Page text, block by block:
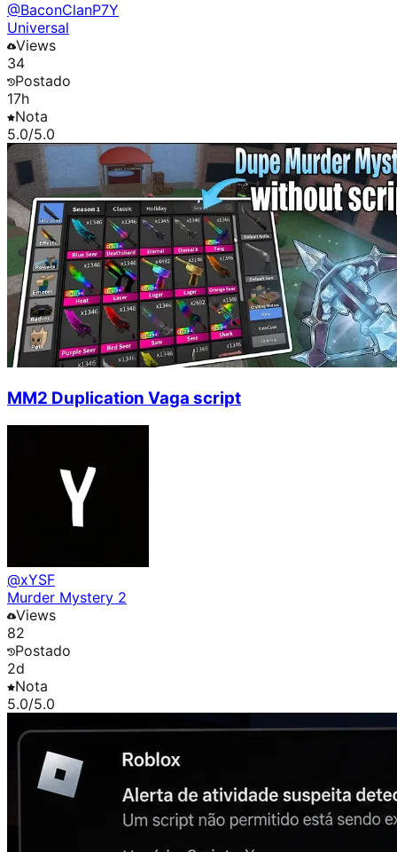
@BaconClanP7Y
Universal
Views
34
Postado
17h
Nota
5.0/5.0
MM2 Duplication Vaga script
@xYSF
Murder Mystery 2
Views
82
Postado
2d
Nota
5.0/5.0